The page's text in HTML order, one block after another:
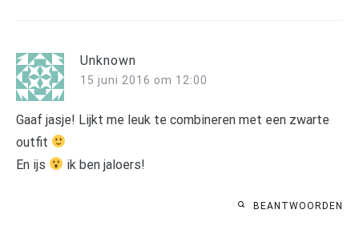
Unknown
15 juni 2016 om 12:00
Gaaf jasje! Lijkt me leuk te combineren met een zwarte
outfit
En ijs
ik ben jaloers!
BEANTWOORDEN